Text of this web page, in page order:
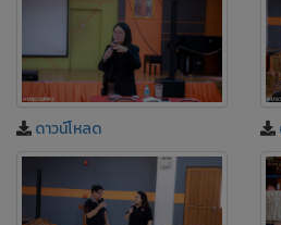
ดาวน์โหลด